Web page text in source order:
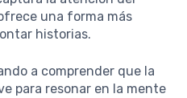
una forma más
historias.
a comprender que la
para resonar en la mente